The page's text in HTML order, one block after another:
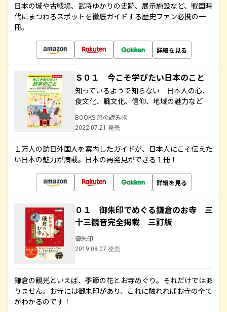
日本の城や古戦場、武将ゆかりの史跡、展示施設など、戦国時
代にまつわるスポットを徹底ガイドする歴史ファン必携の一
冊。
詳細を見る
Ｓ０１ 今こそ学びたい日本のこと
知っているようで知らない 日本人の心、
食文化、職文化、信仰、地域の魅力など
BOOKS 旅の読み物
2022.07.21 発売
１万人の訪日外国人を案内したガイドが、日本人にこそ伝えた
い日本の魅力が満載。日本の再発見ができる１冊！
詳細を見る
０１ 御朱印でめぐる鎌倉のお寺 三
十三観音完全掲載 三訂版
御朱印
2019.08.07 発売
鎌倉の観光といえば、季節の花とお寺めぐり。それだけではあ
りません。お寺には御朱印があり、これに触れればお寺の全て
がわかるのです！